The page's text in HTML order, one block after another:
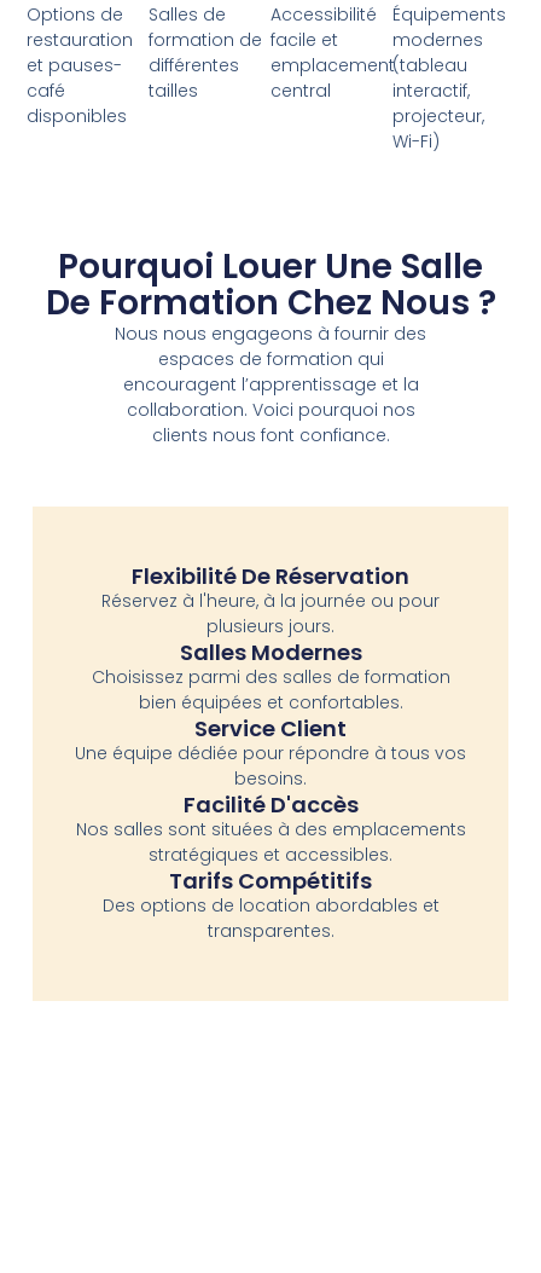
Options de
restauration
et pauses-
café
disponibles
Salles de
formation de
différentes
tailles
Accessibilité
facile et
emplacement
central
Équipements
modernes
(tableau
interactif,
projecteur,
Wi-Fi)
Flexibilité De Réservation
Réservez à l'heure, à la journée ou pour
plusieurs jours.
Salles Modernes
Choisissez parmi des salles de formation
bien équipées et confortables.
Service Client
Une équipe dédiée pour répondre à tous vos
besoins.
Facilité D'accès
Nos salles sont situées à des emplacements
stratégiques et accessibles.
Tarifs Compétitifs
Des options de location abordables et
transparentes.
Pourquoi Louer Une Salle
De Formation Chez Nous ?
Nous nous engageons à fournir des
espaces de formation qui
encouragent l’apprentissage et la
collaboration. Voici pourquoi nos
clients nous font confiance.